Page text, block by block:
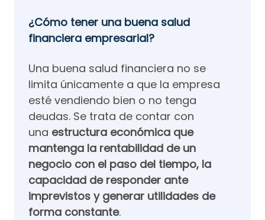
¿Cómo tener una buena salud
financiera empresarial?
Una buena salud financiera no se
limita únicamente a que la empresa
esté vendiendo bien o no tenga
deudas. Se trata de contar con
una estructura económica que
mantenga la rentabilidad de un
negocio con el paso del tiempo, la
capacidad de responder ante
imprevistos y generar utilidades de
forma constante.